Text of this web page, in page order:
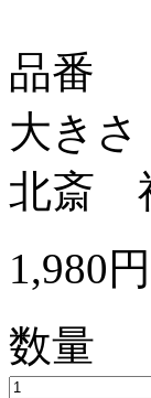
品番
大きさ
北斎
1,980
数量